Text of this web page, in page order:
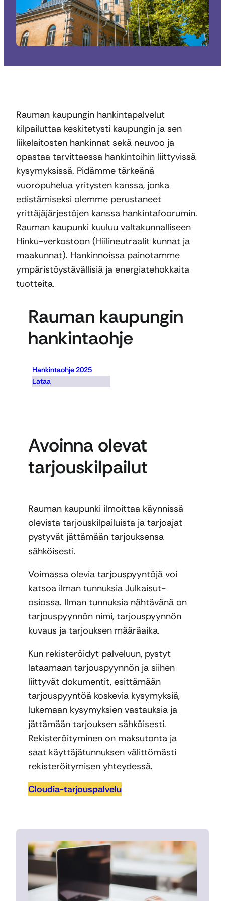
Rauman kaupungin hankintapalvelut
kilpailuttaa keskitetysti kaupungin ja sen
liikelaitosten hankinnat sekä neuvoo ja
opastaa tarvittaessa hankintoihin liittyvissä
kysymyksissä. Pidämme tärkeänä
vuoropuhelua yritysten kanssa, jonka
edistämiseksi olemme perustaneet
yrittäjäjärjestöjen kanssa hankintafoorumin.
Rauman kaupunki kuuluu valtakunnalliseen
Hinku-verkostoon (Hiilineutraalit kunnat ja
maakunnat). Hankinnoissa painotamme
ympäristöystävällisiä ja energiatehokkaita
tuotteita.
Rauman kaupungin
hankintaohje
Hankintaohje 2025
Lataa
Avoinna olevat
tarjouskilpailut
Rauman kaupunki ilmoittaa käynnissä
olevista tarjouskilpailuista ja tarjoajat
pystyvät jättämään tarjouksensa
sähköisesti.
Voimassa olevia tarjouspyyntöjä voi
katsoa ilman tunnuksia Julkaisut-
osiossa. Ilman tunnuksia nähtävänä on
tarjouspyynnön nimi, tarjouspyynnön
kuvaus ja tarjouksen määräaika.
Kun rekisteröidyt palveluun, pystyt
lataamaan tarjouspyynnön ja siihen
liittyvät dokumentit, esittämään
tarjouspyyntöä koskevia kysymyksiä,
lukemaan kysymyksien vastauksia ja
jättämään tarjouksen sähköisesti.
Rekisteröityminen on maksutonta ja
saat käyttäjätunnuksen välittömästi
rekisteröitymisen yhteydessä.
Cloudia-tarjouspalvelu